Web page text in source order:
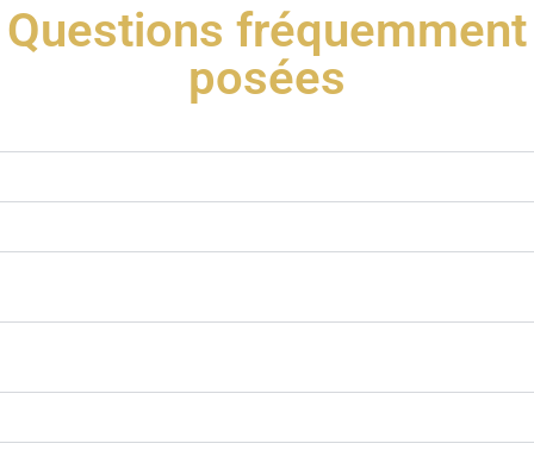
Questions fréquemment
posées